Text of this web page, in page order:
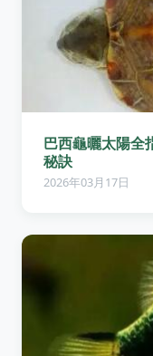
巴西龜曬太陽全
秘訣
2026年03月17日